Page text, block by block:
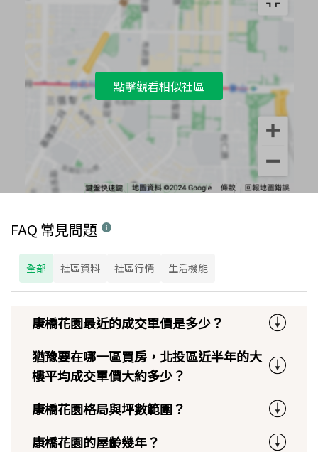
點擊觀看相似社區
FAQ 常見問題
全部 社區資料 社區行情 生活機能
康橋花園最近的成交單價是多少？
猶豫要在哪一區買房，北投區近半年的大
樓平均成交單價大約多少？
康橋花園格局與坪數範圍？
康橋花園的屋齡幾年？